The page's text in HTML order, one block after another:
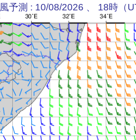
風予測 : 10/08/2026 、 18時（